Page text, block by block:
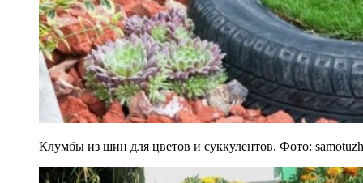
Клумбы из шин для цветов и суккулентов. Фото: